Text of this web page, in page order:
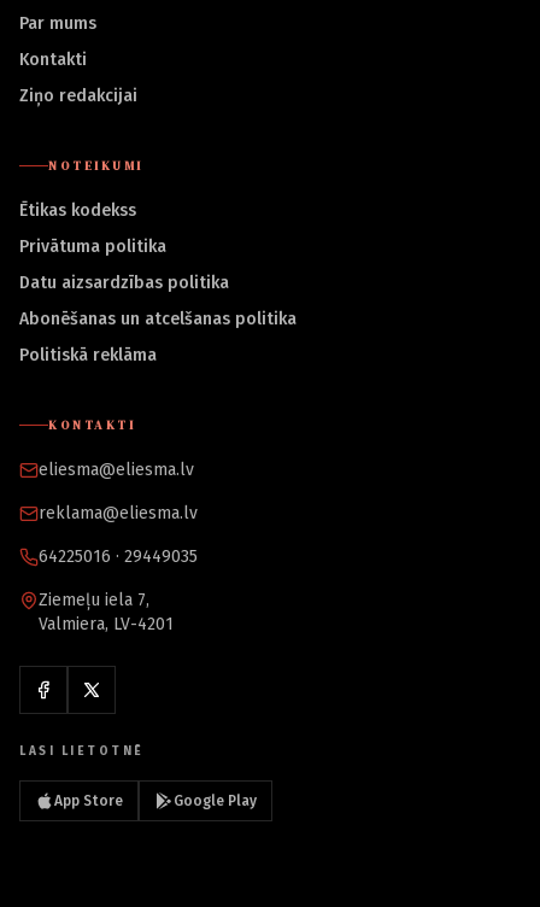
Par mums
Kontakti
Ziņo redakcijai
NOTEIKUMI
Ētikas kodekss
Privātuma politika
Datu aizsardzības politika
Abonēšanas un atcelšanas politika
Politiskā reklāma
KONTAKTI
eliesma@eliesma.lv
reklama@eliesma.lv
64225016 · 29449035
Ziemeļu iela 7,
Valmiera, LV-4201
LASI LIETOTNĒ
App Store Google Play